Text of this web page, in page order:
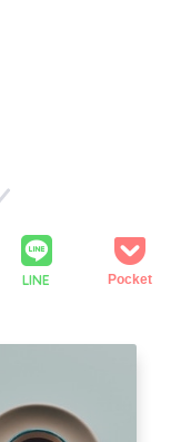
LINE Pocket